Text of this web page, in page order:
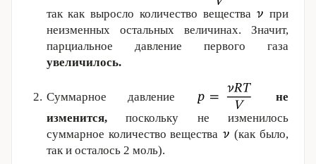
так как выросло количество вещества
при
неизменных остальных величинах. Значит,
парциальное давление первого газа
увеличилось.
Суммарное давление
не
изменится,поскольку не изменилось
суммарное количество вещества
(как было,
так и осталось 2 моль).